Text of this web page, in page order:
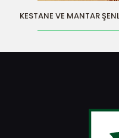
KESTANE VE MANTAR